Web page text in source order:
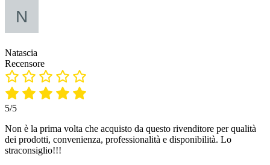
Natascia
Recensore
5/5
Non è la prima volta che acquisto da questo rivenditore per qualità
dei prodotti, convenienza, professionalità e disponibilità. Lo
straconsiglio!!!